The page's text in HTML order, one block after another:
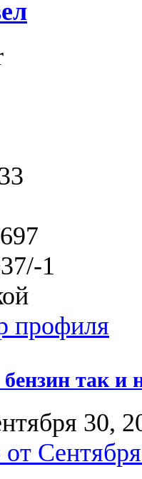
1
так
30,